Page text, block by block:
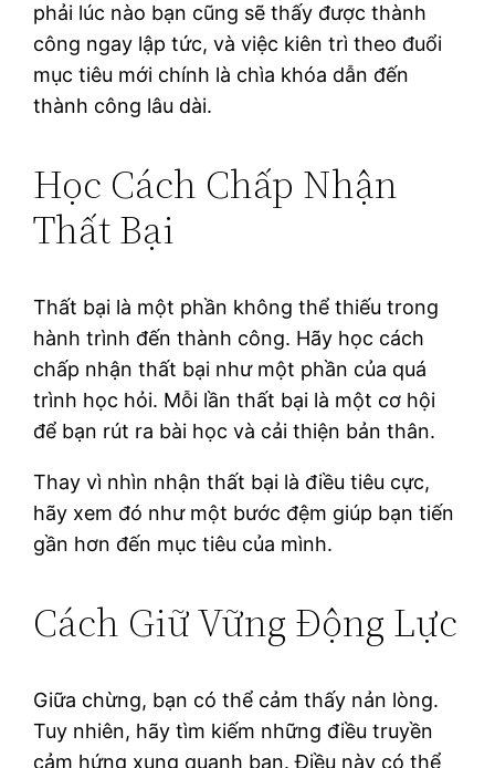
phải lúc nào bạn cũng sẽ thấy được thành
công ngay lập tức, và việc kiên trì theo đuổi
mục tiêu mới chính là chìa khóa dẫn đến
thành công lâu dài.
Học Cách Chấp Nhận
Thất Bại
Thất bại là một phần không thể thiếu trong
hành trình đến thành công. Hãy học cách
chấp nhận thất bại như một phần của quá
trình học hỏi. Mỗi lần thất bại là một cơ hội
để bạn rút ra bài học và cải thiện bản thân.
Thay vì nhìn nhận thất bại là điều tiêu cực,
hãy xem đó như một bước đệm giúp bạn tiến
gần hơn đến mục tiêu của mình.
Cách Giữ Vững Động Lực
Giữa chừng, bạn có thể cảm thấy nản lòng.
Tuy nhiên, hãy tìm kiếm những điều truyền
cảm hứng xung quanh bạn. Điều này có thể